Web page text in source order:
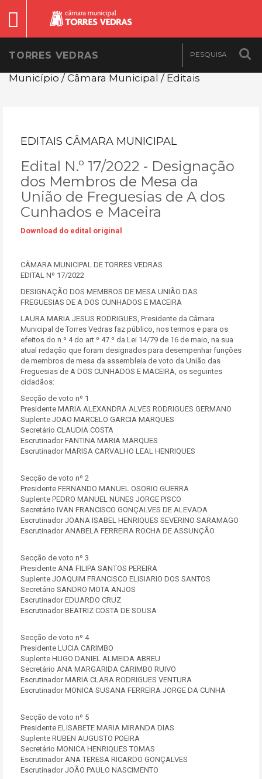
TORRES VEDRAS
Município / Câmara Municipal / Editais
EDITAIS CÂMARA MUNICIPAL
Edital N.º 17/2022 - Designação
dos Membros de Mesa da
União de Freguesias de A dos
Cunhados e Maceira
Download do edital original
CÂMARA MUNICIPAL DE TORRES VEDRAS
EDITAL Nº 17/2022
DESIGNAÇÃO DOS MEMBROS DE MESA UNIÃO DAS
FREGUESIAS DE A DOS CUNHADOS E MACEIRA
LAURA MARIA JESUS RODRIGUES, Presidente da Câmara
Municipal de Torres Vedras faz público, nos termos e para os
efeitos do n.º 4 do art.º 47.º da Lei 14/79 de 16 de maio, na sua
atual redação que foram designados para desempenhar funções
de membros de mesa da assembleia de voto da União das
Freguesias de A DOS CUNHADOS E MACEIRA, os seguintes
cidadãos:
Secção de voto nº 1
Presidente MARIA ALEXANDRA ALVES RODRIGUES GERMANO
Suplente JOAO MARCELO GARCIA MARQUES
Secretário CLAUDIA COSTA
Escrutinador FANTINA MARIA MARQUES
Escrutinador MARISA CARVALHO LEAL HENRIQUES
Secção de voto nº 2
Presidente FERNANDO MANUEL OSORIO GUERRA
Suplente PEDRO MANUEL NUNES JORGE PISCO
Secretário IVAN FRANCISCO GONÇALVES DE ALEVADA
Escrutinador JOANA ISABEL HENRIQUES SEVERINO SARAMAGO
Escrutinador ANABELA FERREIRA ROCHA DE ASSUNÇÃO
Secção de voto nº 3
Presidente ANA FILIPA SANTOS PEREIRA
Suplente JOAQUIM FRANCISCO ELISIARIO DOS SANTOS
Secretário SANDRO MOTA ANJOS
Escrutinador EDUARDO CRUZ
Escrutinador BEATRIZ COSTA DE SOUSA
Secção de voto nº 4
Presidente LUCIA CARIMBO
Suplente HUGO DANIEL ALMEIDA ABREU
Secretário ANA MARGARIDA CARIMBO RUIVO
Escrutinador MARIA CLARA RODRIGUES VENTURA
Escrutinador MONICA SUSANA FERREIRA JORGE DA CUNHA
Secção de voto nº 5
Presidente ELISABETE MARIA MIRANDA DIAS
Suplente RUBEN AUGUSTO POEIRA
Secretário MONICA HENRIQUES TOMAS
Escrutinador ANA TERESA RICARDO GONÇALVES
Escrutinador JOÃO PAULO NASCIMENTO